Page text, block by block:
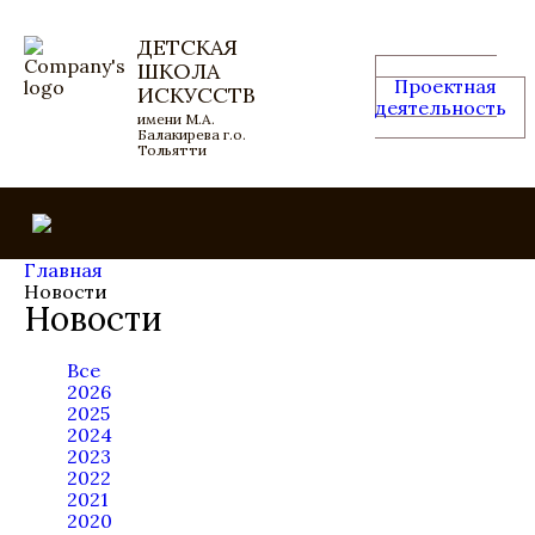
ДЕТСКАЯ
ШКОЛА
ИСКУССТВ
имени М.А.
Балакирева г.о.
Тольятти
Проектная
деятельность
Главная
Новости
Новости
Все
2026
2025
2024
2023
2022
2021
2020